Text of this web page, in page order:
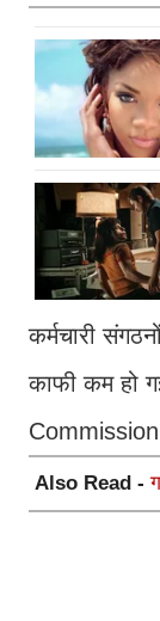
कर्मचारी
काफी कम हो
Commission
Also Read -